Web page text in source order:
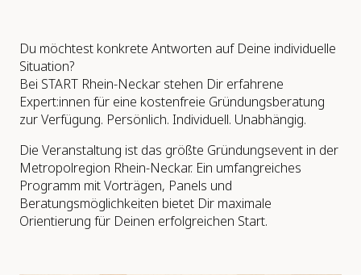
Du möchtest konkrete Antworten auf Deine individuelle
Situation?
Bei START Rhein-Neckar stehen Dir erfahrene
Expert:innen für eine kostenfreie Gründungsberatung
zur Verfügung. Persönlich. Individuell. Unabhängig.
Die Veranstaltung ist das größte Gründungsevent in der
Metropolregion Rhein-Neckar. Ein umfangreiches
Programm mit Vorträgen, Panels und
Beratungsmöglichkeiten bietet Dir maximale
Orientierung für Deinen erfolgreichen Start.